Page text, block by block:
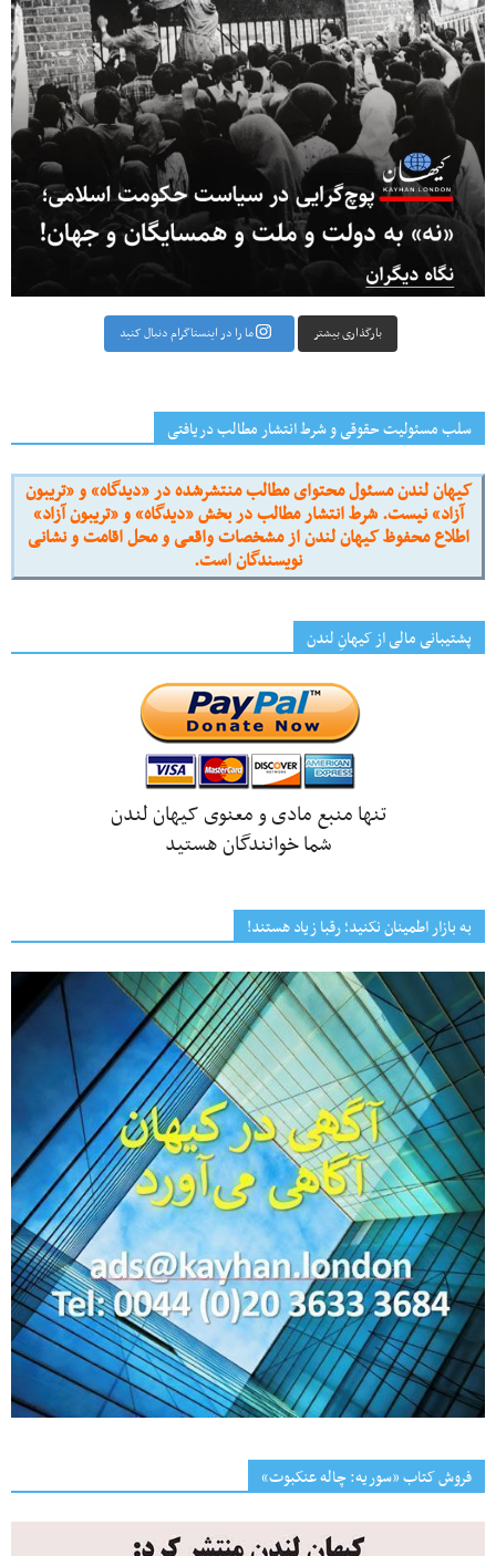
بارگذاری بیشتر ما را در اینستاگرام دنبال کنید
سلب مسئولیت حقوقی و شرط انتشار مطالب دریافتی
کیهان لندن مسئول محتوای مطالب منتشرشده در «دیدگاه» و «تریبون
آزاد» نیست. شرط انتشار مطالب در بخش «دیدگاه» و «تریبون آزاد»
اطلاع محفوظ کیهان لندن از مشخصات واقعی و محل اقامت و نشانی
نویسندگان است.
پشتیبانی مالی از کیهانِ لندن
تنها منبع مادی و معنوی کیهان لندن
شما خوانندگان هستید
به بازار اطمینان نکنید؛ رقبا زیاد هستند!
فروش کتاب «سوریه: چاله عنکبوت»